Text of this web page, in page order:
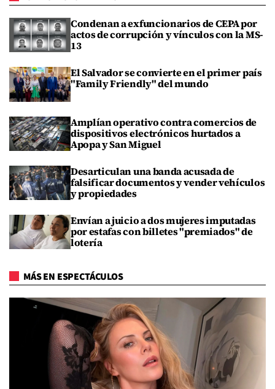
Condenan a exfuncionarios de CEPA por
actos de corrupción y vínculos con la MS-
13
El Salvador se convierte en el primer país
"Family Friendly" del mundo
Amplían operativo contra comercios de
dispositivos electrónicos hurtados a
Apopa y San Miguel
Desarticulan una banda acusada de
falsificar documentos y vender vehículos
y propiedades
Envían a juicio a dos mujeres imputadas
por estafas con billetes "premiados" de
lotería
MÁS EN ESPECTÁCULOS